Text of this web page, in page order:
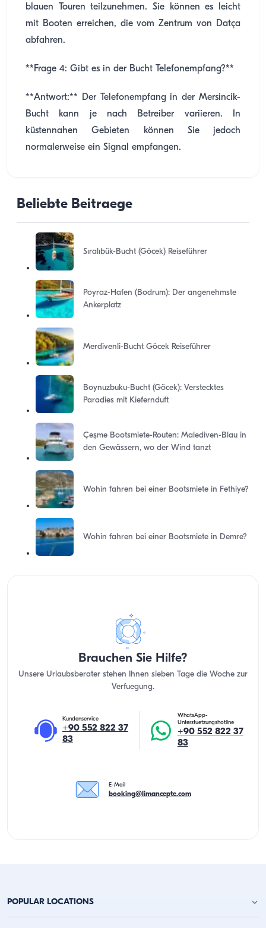
blauen Touren teilzunehmen. Sie können es leicht
mit Booten erreichen, die vom Zentrum von Datça
abfahren.
**Frage 4: Gibt es in der Bucht Telefonempfang?**
**Antwort:** Der Telefonempfang in der Mersincik-
Bucht kann je nach Betreiber variieren. In
küstennahen Gebieten können Sie jedoch
normalerweise ein Signal empfangen.
Beliebte Beitraege
Sıralıbük-Bucht (Göcek) Reiseführer
Poyraz-Hafen (Bodrum): Der angenehmste
Ankerplatz
Merdivenli-Bucht Göcek Reiseführer
Boynuzbuku-Bucht (Göcek): Verstecktes
Paradies mit Kiefernduft
Çeşme Bootsmiete-Routen: Malediven-Blau in
den Gewässern, wo der Wind tanzt
Wohin fahren bei einer Bootsmiete in Fethiye?
Wohin fahren bei einer Bootsmiete in Demre?
Brauchen Sie Hilfe?
Unsere Urlaubsberater stehen Ihnen sieben Tage die Woche zur
Verfuegung.
Kundenservice
+90 552 822 37
83
WhatsApp-
Unterstuetzungshotline
+90 552 822 37
83
E-Mail
booking@limancepte.com
POPULAR LOCATIONS